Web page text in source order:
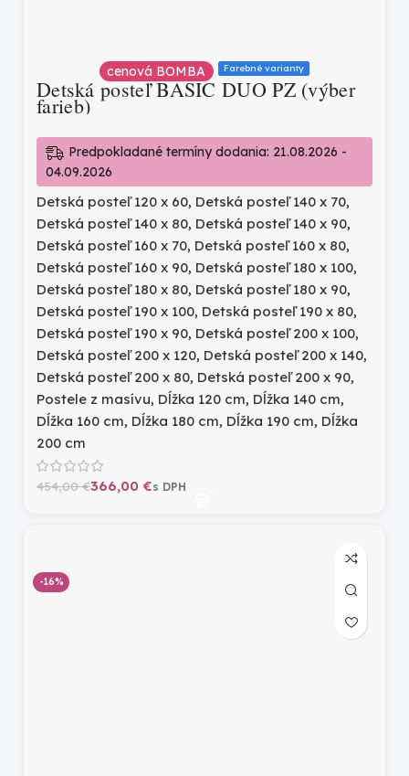
cenová BOMBA Farebné varianty
Detská posteľ BASIC DUO PZ (výber
farieb)
Predpokladané termíny dodania: 21.08.2026 -
04.09.2026
Detská posteľ 120 x 60, Detská posteľ 140 x 70,
Detská posteľ 140 x 80, Detská posteľ 140 x 90,
Detská posteľ 160 x 70, Detská posteľ 160 x 80,
Detská posteľ 160 x 90, Detská posteľ 180 x 100,
Detská posteľ 180 x 80, Detská posteľ 180 x 90,
Detská posteľ 190 x 100, Detská posteľ 190 x 80,
Detská posteľ 190 x 90, Detská posteľ 200 x 100,
Detská posteľ 200 x 120, Detská posteľ 200 x 140,
Detská posteľ 200 x 80, Detská posteľ 200 x 90,
Postele z masívu, Dĺžka 120 cm, Dĺžka 140 cm,
Dĺžka 160 cm, Dĺžka 180 cm, Dĺžka 190 cm, Dĺžka
200 cm
454,00€366,00 €
-16%